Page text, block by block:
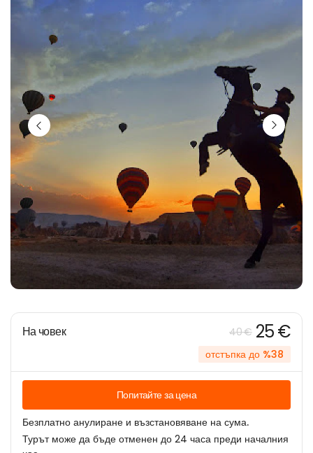
На човек 40 € 25 €
отстъпка до %38
Попитайте за цена
Безплатно анулиране и възстановяване на сума.
Турът може да бъде отменен до 24 часа преди началния